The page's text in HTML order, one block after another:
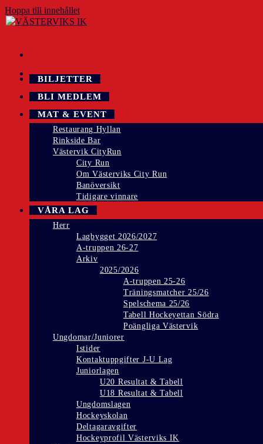
Hoppa till innehållet
BILJETTER
BLI MEDLEM
MAT & EVENT
Restaurang Hyllan
Rinkside Bar
Västervik CityRun
City Run
Om Västerviks City Run
Banöversikt
Tidigare vinnare
VÅRA LAG
Herr
Lagbygget 2026/2027
A-truppen 26-27
Arkiv
2025/2026
A-truppen 25-26
Träningsmatcher 25/26
Spelschema 25/26
Tabell Hockeyettan Södra
Poängliga Västervik
Ungdomar/Juniorer
Istider
Kontaktuppgifter J-U Lag
Juniorlagen
U20 Resultat & Tabell
U18 Resultat & Tabell
Ungdomslagen
Hockeyskolan
Deltagaravgifter
Hockeyprofil Västerviks IK